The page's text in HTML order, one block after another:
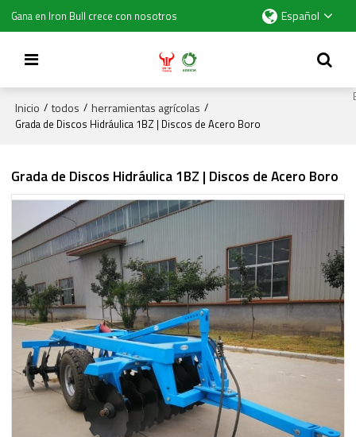
Gana en Iron Bull crece con nosotros Español
Inicio / todos / herramientas agrícolas /
Grada de Discos Hidráulica 1BZ | Discos de Acero Boro
Grada de Discos Hidráulica 1BZ | Discos de Acero Boro